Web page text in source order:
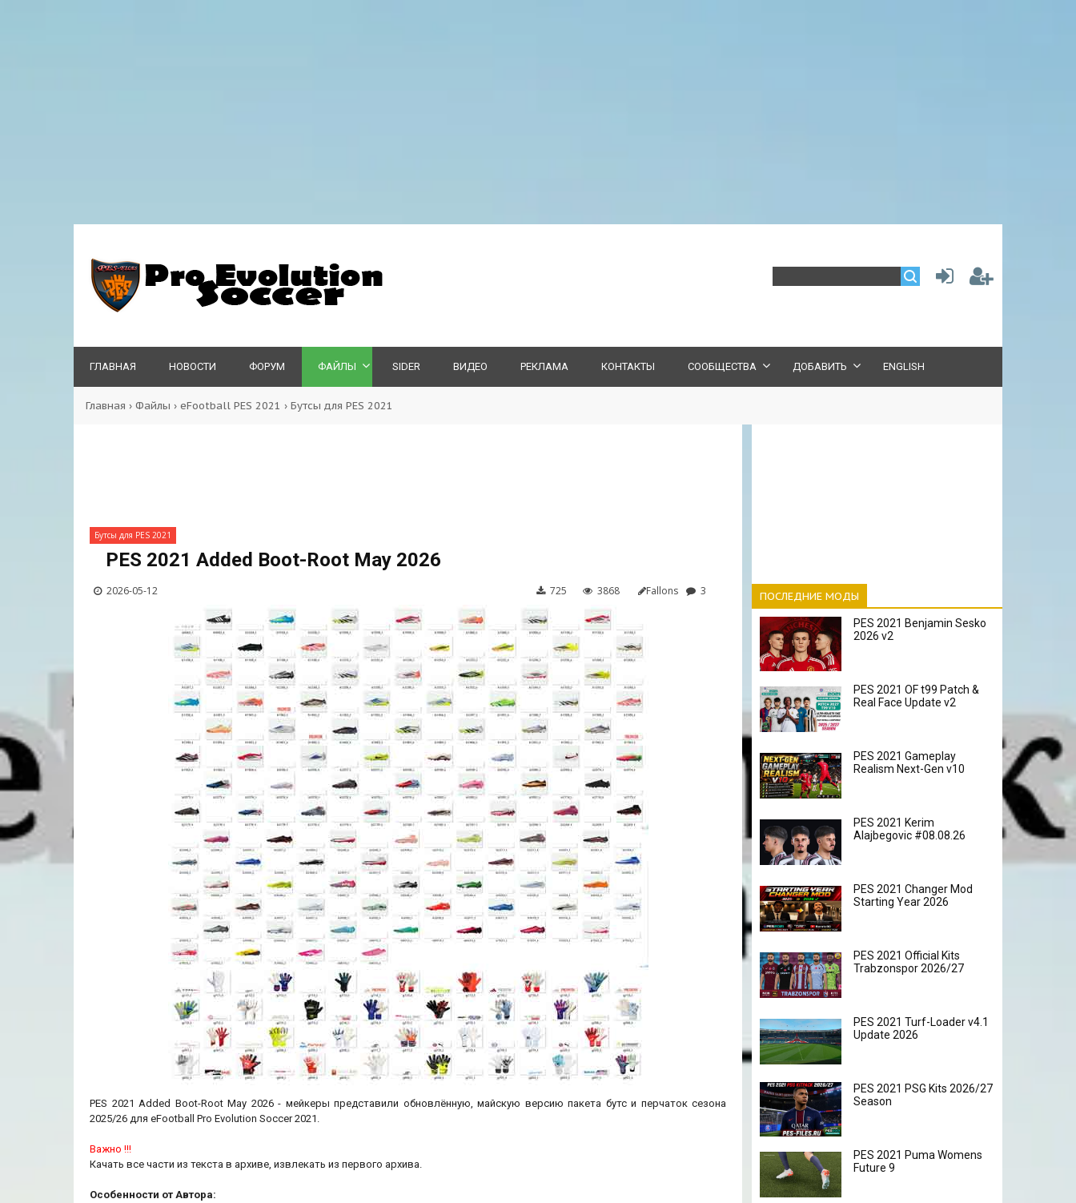
ГЛАВНАЯ НОВОСТИ ФОРУМ ФАЙЛЫ SIDER ВИДЕО РЕКЛАМА КОНТАКТЫ СООБЩЕСТВА ДОБАВИТЬ ENGLISH
Главная › Файлы › eFootball PES 2021 › Бутсы для PES 2021
Бутсы для PES 2021
PES 2021 Added Boot-Root May 2026
2026-05-12 725 3868 Fallons 3
PES 2021 Added Boot-Root May 2026 - мейкеры представили обновлённую, майскую версию пакета бутс и перчаток сезона
2025/26 для eFootball Pro Evolution Soccer 2021.
Важно !!!
Качать все части из текста в архиве, извлекать из первого архива.
Особенности от Автора:
ПОСЛЕДНИЕ МОДЫ
PES 2021 Benjamin Sesko
2026 v2
PES 2021 OF t99 Patch &
Real Face Update v2
PES 2021 Gameplay
Realism Next-Gen v10
PES 2021 Kerim
Alajbegovic #08.08.26
PES 2021 Changer Mod
Starting Year 2026
PES 2021 Official Kits
Trabzonspor 2026/27
PES 2021 Turf-Loader v4.1
Update 2026
PES 2021 PSG Kits 2026/27
Season
PES 2021 Puma Womens
Future 9